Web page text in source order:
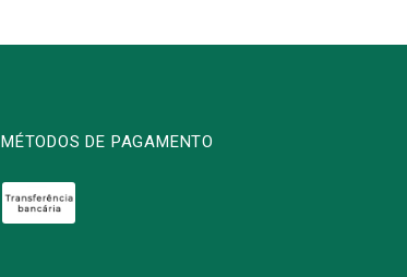
MÉTODOS DE PAGAMENTO